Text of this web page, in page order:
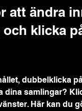
att ändra
klicka
dubbelklicka
dina samlingar?
Här kan du